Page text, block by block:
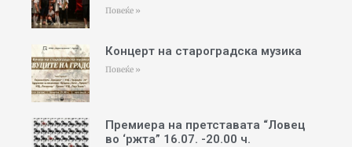
Повеќе »
Концерт на староградска музика
Повеќе »
Премиера на претставата “Ловец
во ‘ржта” 16.07. -20.00 ч.